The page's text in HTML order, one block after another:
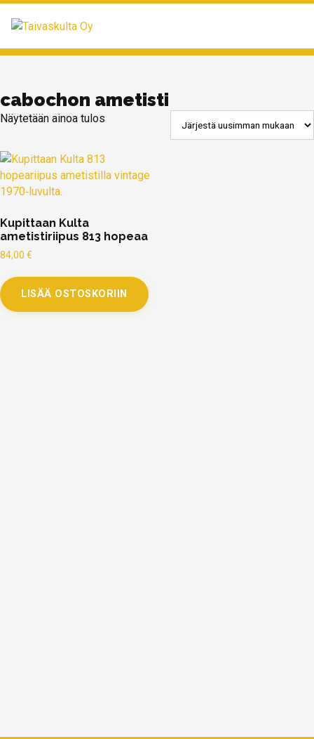
cabochon ametisti
Näytetään ainoa tulos
Kupittaan Kulta
ametistiriipus 813 hopeaa
84,00 €
LISÄÄ OSTOSKORIIN